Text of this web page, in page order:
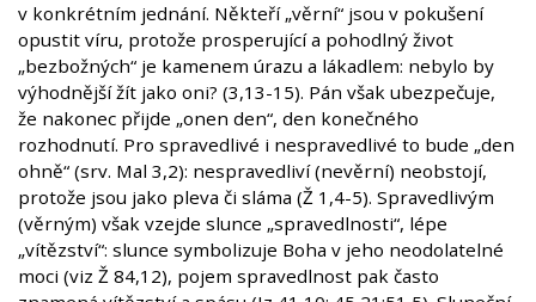
v konkrétním jednání. Někteří „věrní“ jsou v pokušení
opustit víru, protože prosperující a pohodlný život
„bezbožných“ je kamenem úrazu a lákadlem: nebylo by
výhodnější žít jako oni? (3,13-15). Pán však ubezpečuje,
že nakonec přijde „onen den“, den konečného
rozhodnutí. Pro spravedlivé i nespravedlivé to bude „den
ohně“ (srv. Mal 3,2): nespravedliví (nevěrní) neobstojí,
protože jsou jako pleva či sláma (Ž 1,4-5). Spravedlivým
(věrným) však vzejde slunce „spravedlnosti“, lépe
„vítězství“: slunce symbolizuje Boha v jeho neodolatelné
moci (viz Ž 84,12), pojem spravedlnost pak často